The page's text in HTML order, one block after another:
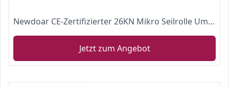
Newdoar CE-Zertifizierter 26KN Mikro Seilrolle Umlenkrolle für Seile mit max. Durchmesser bis 13 mm zum Klettern, Rettungsheben und zur Anhängerkupplung Riemenscheiben
Jetzt zum Angebot